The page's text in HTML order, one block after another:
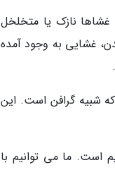
غشاها نازک یا متخلخل
غشایی به وجود آمده
که شبیه گرافن است. این
است. ما می توانیم با